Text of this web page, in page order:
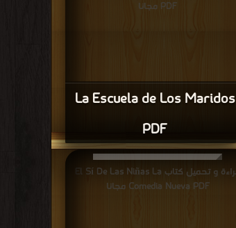
La Escuela de Los Maridos
PDF
PDF مجانا
قراءة و تحميل كتاب El Sí De Las Niñas La
Comedia Nueva PDF مجانا